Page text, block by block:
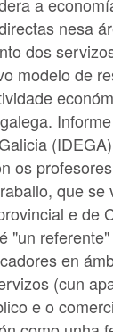
nesa
dos
modelo de
os
que
e de
"un
en
(cun
e o